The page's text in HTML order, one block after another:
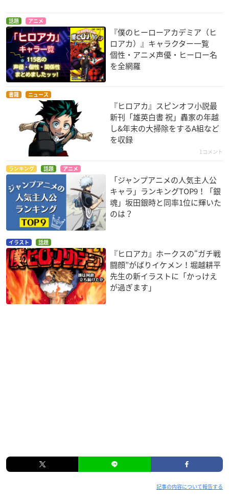
話題 アニメ
『僕のヒーローアカデミア（ヒ
ロアカ）』キャラクター一覧
個性・アニメ声優・ヒーロー名
を全網羅
書籍 ニュース
『ヒロアカ』スピンオフ小説最
新刊「雄英白書 祝」轟家の年越
し&年末の大掃除をするA組など
を収録
1コメント
ランキング 話題 アニメ
「ジャンプアニメの人気主人公
キャラ」ランキングTOP9！「銀
魂」坂田銀時と同率1位に輝いた
のは？
イラスト 話題
『ヒロアカ』ホークスの“ガチ戦
闘顔”がばりイケメン！堀越耕平
先生の新イラストに「かっけえ
が過ぎます」
記事の内容について報告する